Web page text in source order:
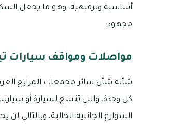
أساسية وترفيهية، وهو ما يجعل السكن
مجهود:
مواصلات ومواقف سيارات
شأنه شأن سائر مجمعات المرابع
كل وحدة، والتي تتسع لسيارة أو
الشوارع الجانبية الخالية،